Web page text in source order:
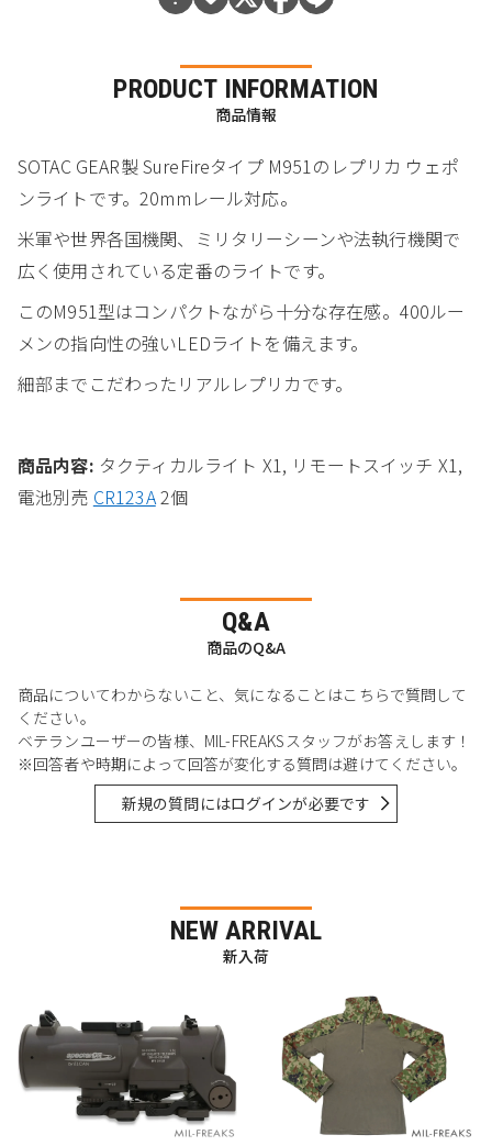
PRODUCT INFORMATION
商品情報
SOTAC GEAR製 SureFireタイプ M951のレプリカ ウェポ
ンライトです。20mmレール対応。
米軍や世界各国機関、ミリタリーシーンや法執行機関で
広く使用されている定番のライトです。
このM951型はコンパクトながら十分な存在感。400ルー
メンの指向性の強いLEDライトを備えます。
細部までこだわったリアルレプリカです。
商品内容: タクティカルライト X1, リモートスイッチ X1,
電池別売 CR123A2個
Q&A
商品のQ&A
商品についてわからないこと、気になることはこちらで質問して
ください。
ベテランユーザーの皆様、MIL-FREAKSスタッフがお答えします！
※回答者や時期によって回答が変化する質問は避けてください。
新規の質問にはログインが必要です
NEW ARRIVAL
新入荷